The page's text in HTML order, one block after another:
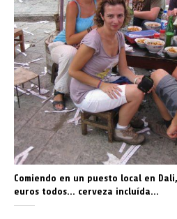
Comiendo en un puesto local en
euros todos… cerveza incluída…